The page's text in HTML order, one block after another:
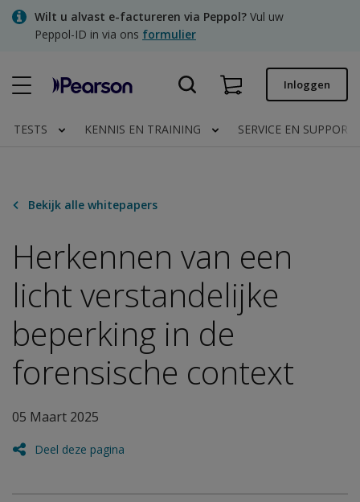
SkipWilt u alvast e-factureren via Peppol? Vul uw
Peppol-ID in via ons formulier
Snel bestellen
Clinical | NL
Inloggen
TESTS KENNIS EN TRAINING SERVICE EN SUPPORT
Bekijk alle whitepapers
Herkennen van een
licht verstandelijke
beperking in de
forensische context
05 Maart 2025
Deel deze pagina